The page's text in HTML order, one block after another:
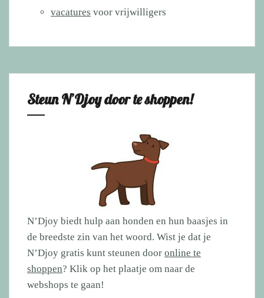
vacatures voor vrijwilligers
Steun N’Djoy door te shoppen!
N’Djoy biedt hulp aan honden en hun baasjes in
de breedste zin van het woord. Wist je dat je
N’Djoy gratis kunt steunen door online te
shoppen? Klik op het plaatje om naar de
webshops te gaan!